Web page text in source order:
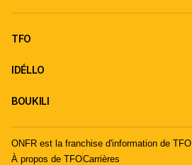
TFO
IDÉLLO
BOUKILI
ONFR est la franchise d'information de TFO.
À propos de TFOCarrières